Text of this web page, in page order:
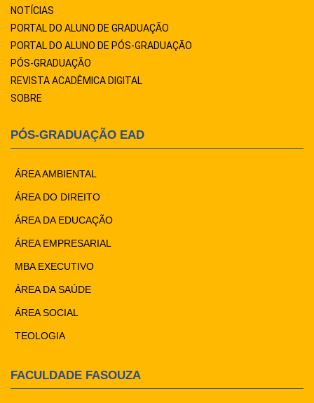
NOTÍCIAS
PORTAL DO ALUNO DE GRADUAÇÃO
PORTAL DO ALUNO DE PÓS-GRADUAÇÃO
PÓS-GRADUAÇÃO
REVISTA ACADÊMICA DIGITAL
SOBRE
PÓS-GRADUAÇÃO EAD
ÁREA AMBIENTAL
ÁREA DO DIREITO
ÁREA DA EDUCAÇÃO
ÁREA EMPRESARIAL
MBA EXECUTIVO
ÁREA DA SAÚDE
ÁREA SOCIAL
TEOLOGIA
FACULDADE FASOUZA